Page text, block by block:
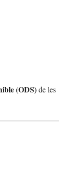
(ODS)de les